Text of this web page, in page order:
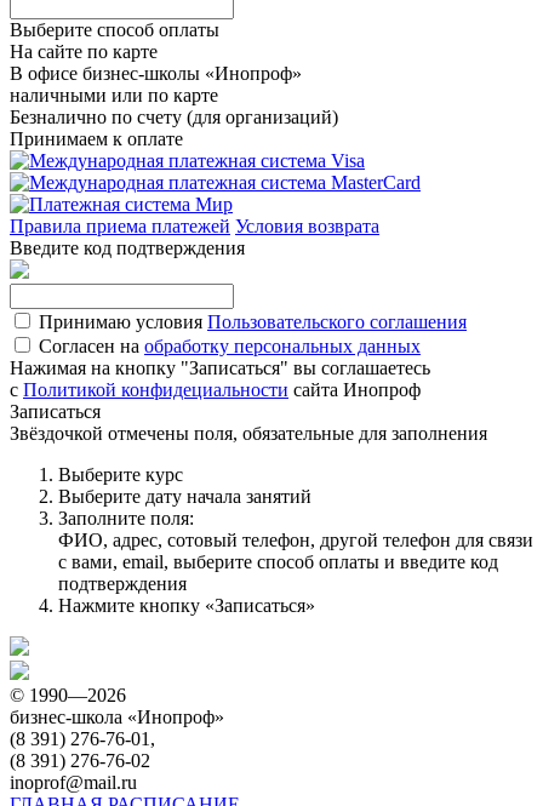
Выберите способ оплаты
На сайте по карте
В офисе бизнес-школы «Инопроф»
наличными или по карте
Безналично по счету (для организаций)
Принимаем к оплате
Правила приема платежей Условия возврата
Введите код подтверждения
Принимаю условия Пользовательского соглашения
Согласен на обработку персональных данных
Нажимая на кнопку "Записаться" вы соглашаетесь
с Политикой конфидециальности сайта Инопроф
Записаться
Звёздочкой отмечены поля, обязательные для заполнения
Выберите курс
Выберите дату начала занятий
Заполните поля:
ФИО, адрес, сотовый телефон, другой телефон для связи
с вами, email, выберите способ оплаты и введите код
подтверждения
Нажмите кнопку «Записаться»
© 1990—2026
бизнес-школа «Инопроф»
(8 391) 276-76-01,
(8 391) 276-76-02
inoprof@mail.ru